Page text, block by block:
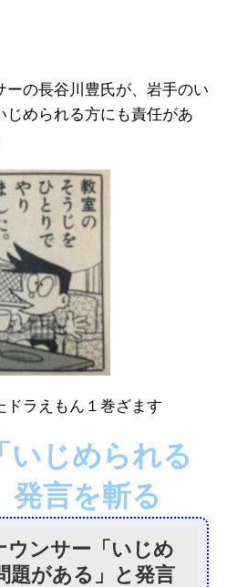
ーの長谷川豊氏が、岩手のい
じめられる方にも責任があ
ドラえもん１巻ざます
いじめられる
発言を斬る
ウンサー「いじめ
題がある」と発言